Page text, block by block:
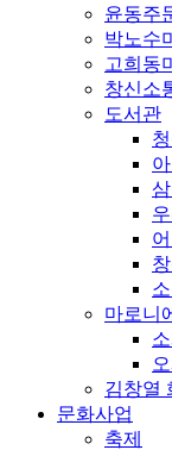
윤동주
박노수
고희동
창신소
도서관
마로니
김창열
문화사업
축제